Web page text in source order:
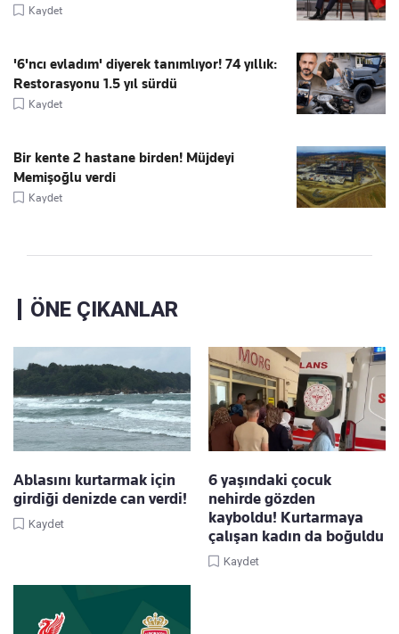
Kaydet
'6'ncı evladım' diyerek tanımlıyor! 74 yıllık:
Restorasyonu 1.5 yıl sürdü
Kaydet
Bir kente 2 hastane birden! Müjdeyi
Memişoğlu verdi
Kaydet
ÖNE ÇIKANLAR
Ablasını kurtarmak için
girdiği denizde can verdi!
Kaydet
6 yaşındaki çocuk
nehirde gözden
kayboldu! Kurtarmaya
çalışan kadın da boğuldu
Kaydet